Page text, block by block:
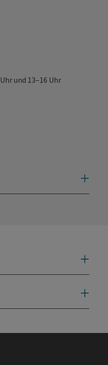
und 13–16 Uhr